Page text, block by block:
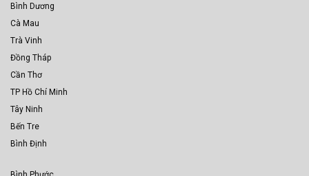
Bình Dương
Cà Mau
Trà Vinh
Đồng Tháp
Cần Thơ
TP Hồ Chí Minh
Tây Ninh
Bến Tre
Bình Định